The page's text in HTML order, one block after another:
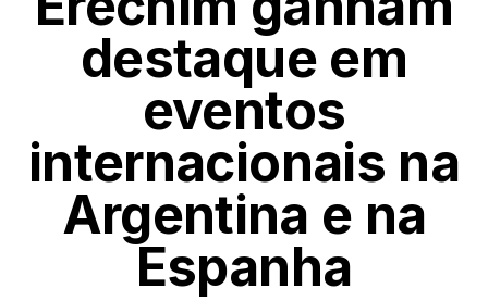
destaque em
eventos
internacionais na
Argentina e na
Espanha